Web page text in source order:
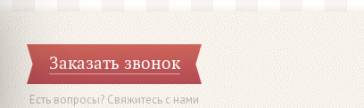
Заказать звонок
Есть вопросы? Свяжитесь с нами